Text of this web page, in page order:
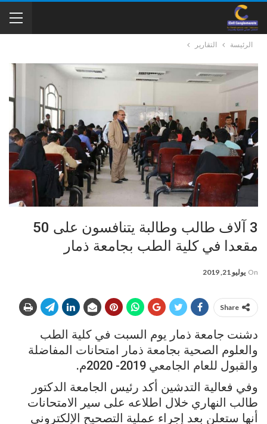
الرئيسة التقارير
3 آلاف طالب وطالبة يتنافسون على 50
مقعدا في كلية الطب بجامعة ذمار
On يوليو 21, 2019
Share
دشنت جامعة ذمار يوم السبت في كلية الطب
والعلوم الصحية بجامعة ذمار امتحانات المفاضلة
والقبول للعام الجامعي 2019- 2020م.
وفي فعالية التدشين أكد رئيس الجامعة الدكتور
طالب النهاري خلال اطلاعه على سير الامتحانات
أنها ستعلن بعد إجراء عملية التصحيح الإلكتروني